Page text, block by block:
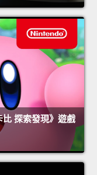
探索發現》遊戲